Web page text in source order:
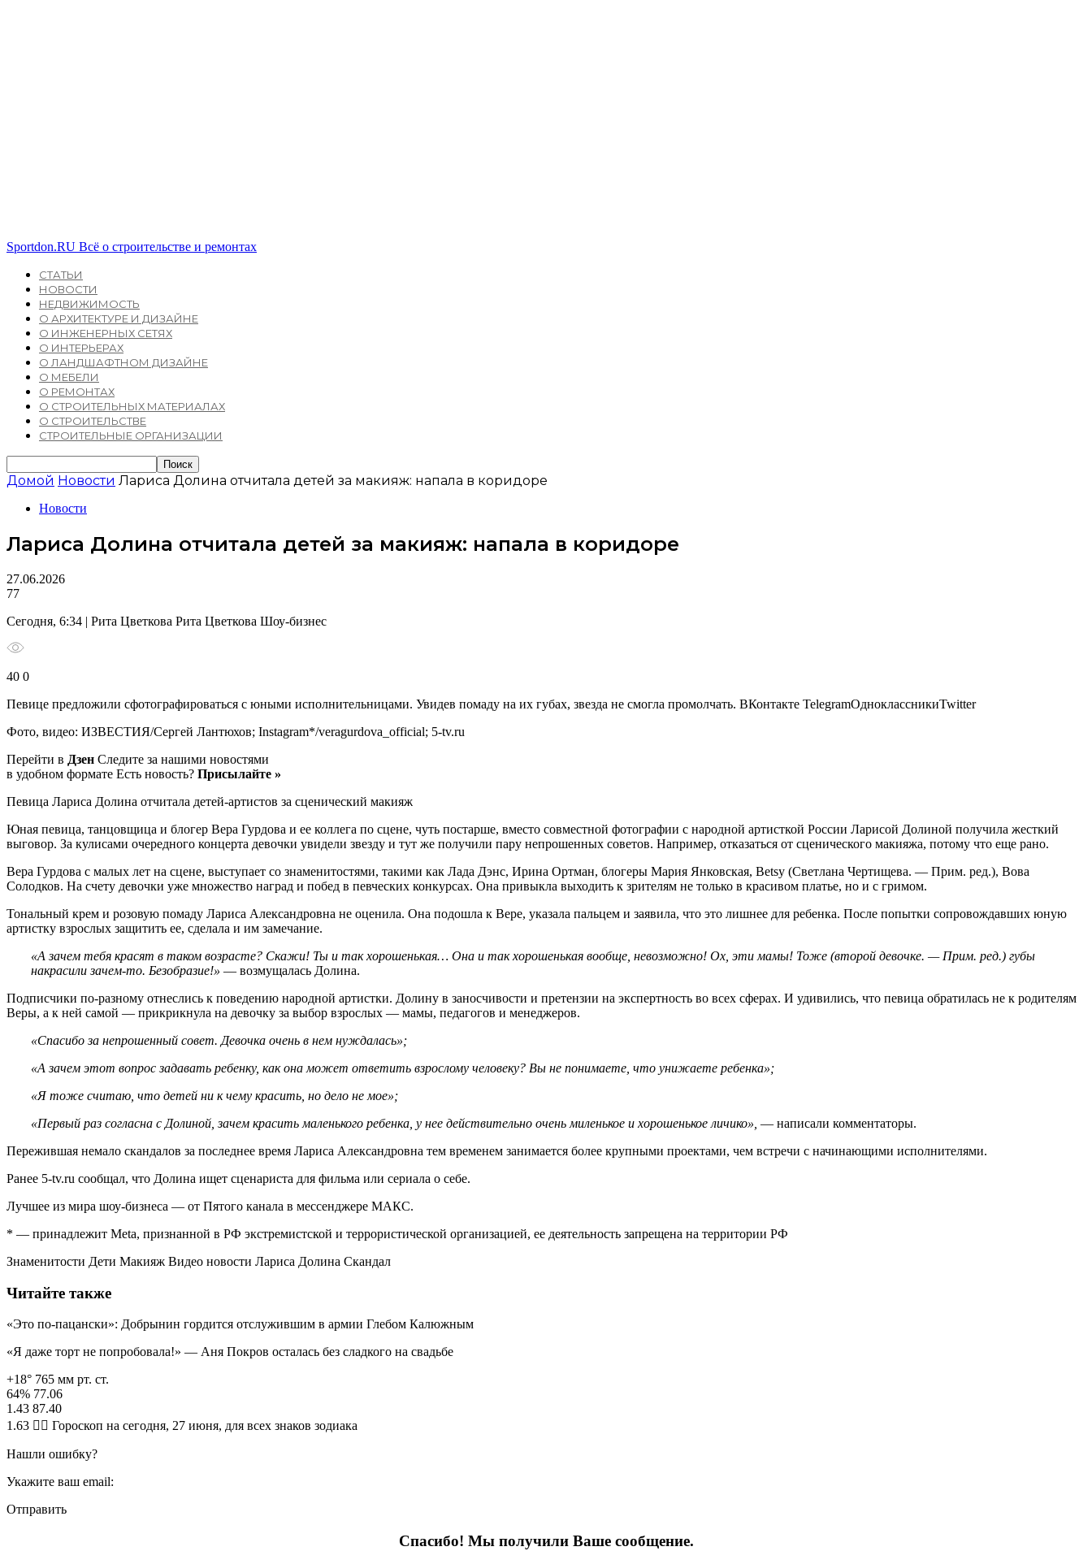
Sportdon.RU Всё о строительстве и ремонтах
СТАТЬИ
НОВОСТИ
НЕДВИЖИМОСТЬ
О АРХИТЕКТУРЕ И ДИЗАЙНЕ
О ИНЖЕНЕРНЫХ СЕТЯХ
О ИНТЕРЬЕРАХ
О ЛАНДШАФТНОМ ДИЗАЙНЕ
О МЕБЕЛИ
О РЕМОНТАХ
О СТРОИТЕЛЬНЫХ МАТЕРИАЛАХ
О СТРОИТЕЛЬСТВЕ
СТРОИТЕЛЬНЫЕ ОРГАНИЗАЦИИ
Домой Новости Лариса Долина отчитала детей за макияж: напала в коридоре
Новости
Лариса Долина отчитала детей за макияж: напала в коридоре
27.06.2026
77
Сегодня, 6:34 | Рита Цветкова Рита Цветкова Шоу-бизнес
40 0
Певице предложили сфотографироваться с юными исполнительницами. Увидев помаду на их губах, звезда не смогла промолчать. ВКонтакте TelegramОдноклассникиTwitter
Фото, видео: ИЗВЕСТИЯ/Сергей Лантюхов; Instagram*/veragurdova_official; 5-tv.ru
Перейти в Дзен Следите за нашими новостями
в удобном формате Есть новость? Присылайте »
Певица Лариса Долина отчитала детей-артистов за сценический макияж
Юная певица, танцовщица и блогер Вера Гурдова и ее коллега по сцене, чуть постарше, вместо совместной фотографии с народной артисткой России Ларисой Долиной получила жесткий
выговор. За кулисами очередного концерта девочки увидели звезду и тут же получили пару непрошенных советов. Например, отказаться от сценического макияжа, потому что еще рано.
Вера Гурдова с малых лет на сцене, выступает со знаменитостями, такими как Лада Дэнс, Ирина Ортман, блогеры Мария Янковская, Betsy (Светлана Чертищева. — Прим. ред.), Вова
Солодков. На счету девочки уже множество наград и побед в певческих конкурсах. Она привыкла выходить к зрителям не только в красивом платье, но и с гримом.
Тональный крем и розовую помаду Лариса Александровна не оценила. Она подошла к Вере, указала пальцем и заявила, что это лишнее для ребенка. После попытки сопровождавших юную
артистку взрослых защитить ее, сделала и им замечание.
«А зачем тебя красят в таком возрасте? Скажи! Ты и так хорошенькая… Она и так хорошенькая вообще, невозможно! Ох, эти мамы! Тоже (второй девочке. — Прим. ред.) губы
накрасили зачем-то. Безобразие!» — возмущалась Долина.
Подписчики по-разному отнеслись к поведению народной артистки. Долину в заносчивости и претензии на экспертность во всех сферах. И удивились, что певица обратилась не к родителям
Веры, а к ней самой — прикрикнула на девочку за выбор взрослых — мамы, педагогов и менеджеров.
«Спасибо за непрошенный совет. Девочка очень в нем нуждалась»;
«А зачем этот вопрос задавать ребенку, как она может ответить взрослому человеку? Вы не понимаете, что унижаете ребенка»;
«Я тоже считаю, что детей ни к чему красить, но дело не мое»;
«Первый раз согласна с Долиной, зачем красить маленького ребенка, у нее действительно очень миленькое и хорошенькое личико», — написали комментаторы.
Пережившая немало скандалов за последнее время Лариса Александровна тем временем занимается более крупными проектами, чем встречи с начинающими исполнителями.
Ранее 5-tv.ru сообщал, что Долина ищет сценариста для фильма или сериала о себе.
Лучшее из мира шоу-бизнеса — от Пятого канала в мессенджере МАКС.
* — принадлежит Meta, признанной в РФ экстремистской и террористической организацией, ее деятельность запрещена на территории РФ
Знаменитости Дети Макияж Видео новости Лариса Долина Скандал
Читайте также
«Это по-пацански»: Добрынин гордится отслужившим в армии Глебом Калюжным
«Я даже торт не попробовала!» — Аня Покров осталась без сладкого на свадьбе
+18° 765 мм рт. ст.
64% 77.06
1.43 87.40
1.63 🧙‍♀ Гороскоп на сегодня, 27 июня, для всех знаков зодиака
Нашли ошибку?
Укажите ваш email:
Отправить
Спасибо! Мы получили Ваше сообщение.